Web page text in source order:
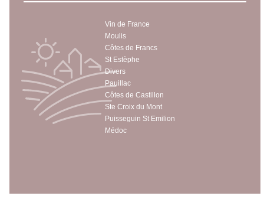
Vin de France
Moulis
Côtes de Francs
St Estèphe
Divers
Pauillac
Côtes de Castillon
Ste Croix du Mont
Puisseguin St Emilion
Médoc